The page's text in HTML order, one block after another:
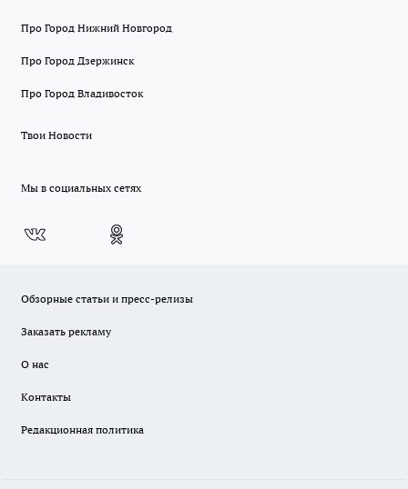
Про Город Нижний Новгород
Про Город Дзержинск
Про Город Владивосток
Твои Новости
Мы в социальных сетях
Обзорные статьи и пресс-релизы
Заказать рекламу
О нас
Контакты
Редакционная политика